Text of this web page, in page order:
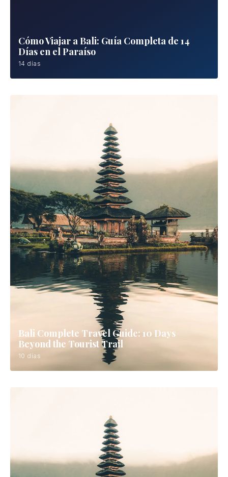
Templo de Uluwatu
Atracción
Ver en el mapa →
Itinerarios Recomendados